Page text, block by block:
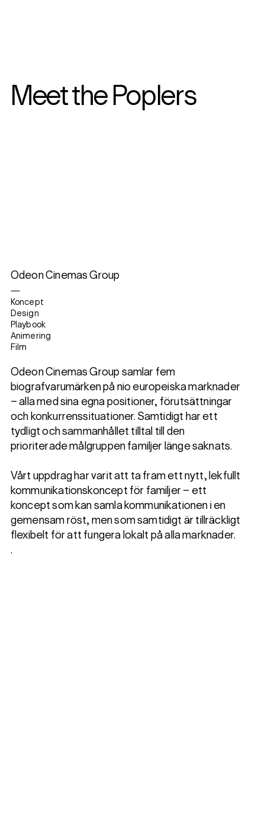
Meet the Poplers
Odeon Cinemas Group
—
Koncept
Design
Playbook
Animering
Film
Odeon Cinemas Group samlar fem
biografvarumärken på nio europeiska marknader
– alla med sina egna positioner, förutsättningar
och konkurrenssituationer. Samtidigt har ett
tydligt och sammanhållet tilltal till den
prioriterade målgruppen familjer länge saknats.
Vårt uppdrag har varit att ta fram ett nytt, lekfullt
kommunikationskoncept för familjer – ett
koncept som kan samla kommunikationen i en
gemensam röst, men som samtidigt är tillräckligt
flexibelt för att fungera lokalt på alla marknader.
.